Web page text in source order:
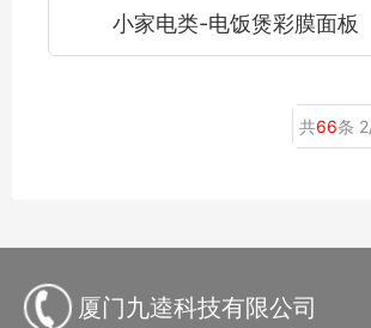
小家电类-电饭煲彩膜面板
共66条
厦门九逵科技有限公司